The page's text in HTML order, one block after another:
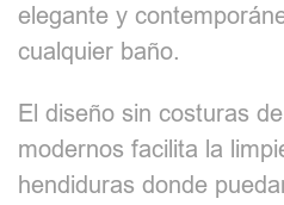
elegante y
cualquier baño.
El diseño sin costuras
modernos facilita la
hendiduras donde